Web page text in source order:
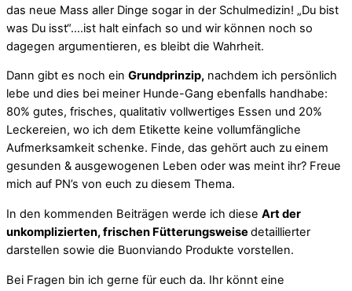
das neue Mass aller Dinge sogar in der Schulmedizin! „Du bist
was Du isst“….ist halt einfach so und wir können noch so
dagegen argumentieren, es bleibt die Wahrheit.
Dann gibt es noch ein Grundprinzip, nachdem ich persönlich
lebe und dies bei meiner Hunde-Gang ebenfalls handhabe:
80% gutes, frisches, qualitativ vollwertiges Essen und 20%
Leckereien, wo ich dem Etikette keine vollumfängliche
Aufmerksamkeit schenke. Finde, das gehört auch zu einem
gesunden & ausgewogenen Leben oder was meint ihr? Freue
mich auf PN’s von euch zu diesem Thema.
In den kommenden Beiträgen werde ich diese Art der
unkomplizierten, frischen Fütterungsweise detaillierter
darstellen sowie die Buonviando Produkte vorstellen.
Bei Fragen bin ich gerne für euch da. Ihr könnt eine